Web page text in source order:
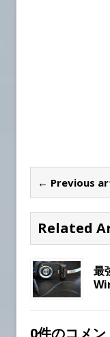
← Previous
Related
最
0件のコメン